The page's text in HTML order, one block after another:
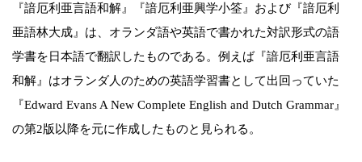
『諳厄利亜言語和解』『諳厄利亜興学小筌』および『諳厄利
亜語林大成』は、オランダ語や英語で書かれた対訳形式の語
学書を日本語で翻訳したものである。例えば『諳厄利亜言語
和解』はオランダ人のための英語学習書として出回っていた
『Edward Evans A New Complete English and Dutch Grammar』
の第2版以降を元に作成したものと見られる。